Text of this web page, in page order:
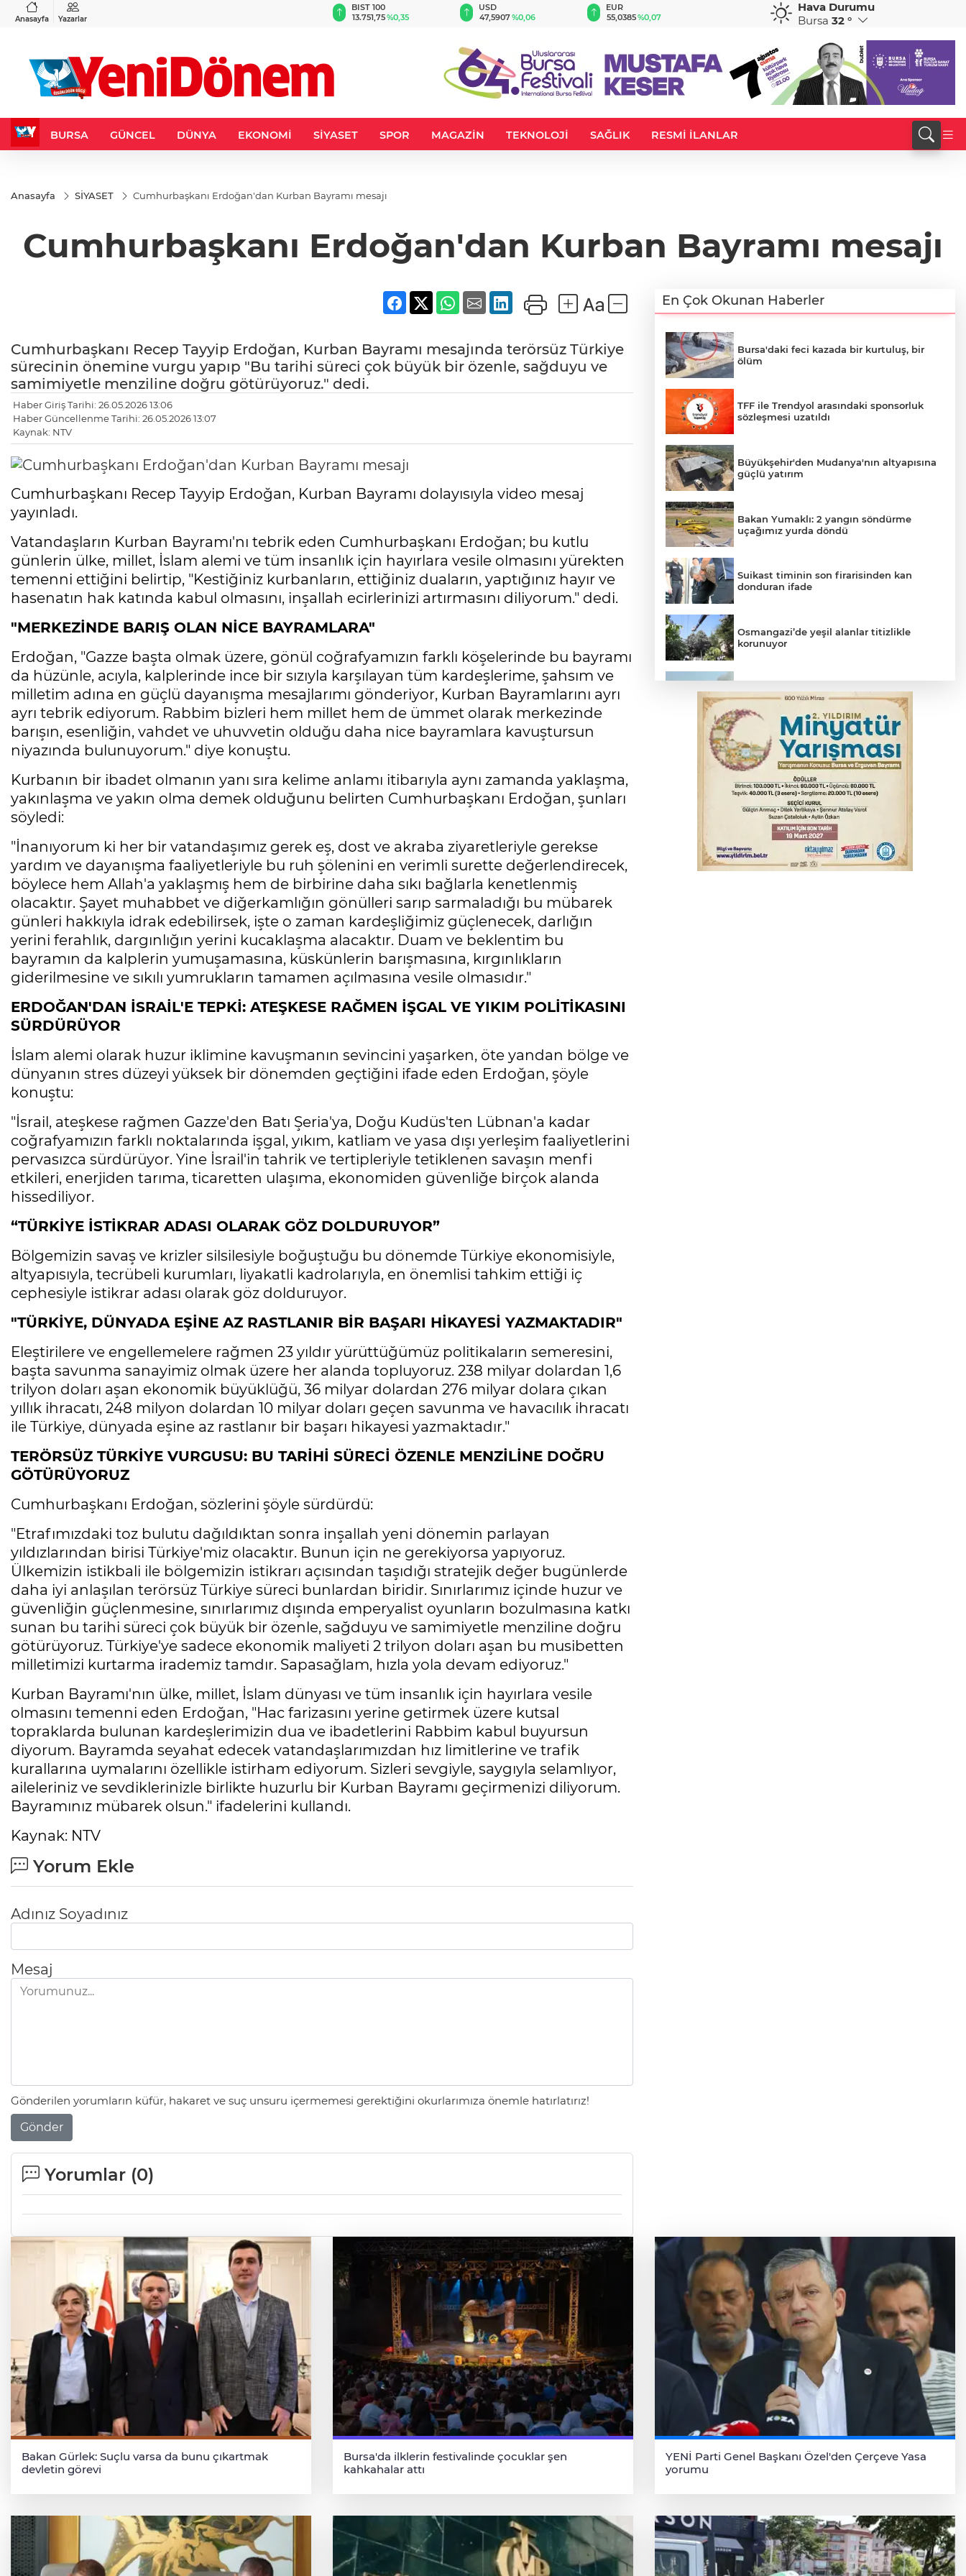
Anasayfa Yazarlar
%0,37
BIST 100
13.751,75%0,35
USD
47,5907%0,06
EUR
55,0385%0,07 %0,25
CHF
58,7650
Hava Durumu
Bursa 32 °
BURSA GÜNCEL DÜNYA EKONOMİ SİYASET SPOR MAGAZİN TEKNOLOJİ SAĞLIK RESMİ İLANLAR
Anasayfa SİYASET Cumhurbaşkanı Erdoğan'dan Kurban Bayramı mesajı
Cumhurbaşkanı Erdoğan'dan Kurban Bayramı mesajı
Cumhurbaşkanı Recep Tayyip Erdoğan, Kurban Bayramı mesajında terörsüz Türkiye
sürecinin önemine vurgu yapıp "Bu tarihi süreci çok büyük bir özenle, sağduyu ve
samimiyetle menziline doğru götürüyoruz." dedi.
Haber Giriş Tarihi: 26.05.2026 13:06
Haber Güncellenme Tarihi: 26.05.2026 13:07
Kaynak: NTV
Cumhurbaşkanı Recep Tayyip Erdoğan, Kurban Bayramı dolayısıyla video mesaj
yayınladı.
Vatandaşların Kurban Bayramı'nı tebrik eden Cumhurbaşkanı Erdoğan; bu kutlu
günlerin ülke, millet, İslam alemi ve tüm insanlık için hayırlara vesile olmasını yürekten
temenni ettiğini belirtip, "Kestiğiniz kurbanların, ettiğiniz duaların, yaptığınız hayır ve
hasenatın hak katında kabul olmasını, inşallah ecirlerinizi artırmasını diliyorum." dedi.
"MERKEZİNDE BARIŞ OLAN NİCE BAYRAMLARA"
Erdoğan, "Gazze başta olmak üzere, gönül coğrafyamızın farklı köşelerinde bu bayramı
da hüzünle, acıyla, kalplerinde ince bir sızıyla karşılayan tüm kardeşlerime, şahsım ve
milletim adına en güçlü dayanışma mesajlarımı gönderiyor, Kurban Bayramlarını ayrı
ayrı tebrik ediyorum. Rabbim bizleri hem millet hem de ümmet olarak merkezinde
barışın, esenliğin, vahdet ve uhuvvetin olduğu daha nice bayramlara kavuştursun
niyazında bulunuyorum." diye konuştu.
Kurbanın bir ibadet olmanın yanı sıra kelime anlamı itibarıyla aynı zamanda yaklaşma,
yakınlaşma ve yakın olma demek olduğunu belirten Cumhurbaşkanı Erdoğan, şunları
söyledi:
"İnanıyorum ki her bir vatandaşımız gerek eş, dost ve akraba ziyaretleriyle gerekse
yardım ve dayanışma faaliyetleriyle bu ruh şölenini en verimli surette değerlendirecek,
böylece hem Allah'a yaklaşmış hem de birbirine daha sıkı bağlarla kenetlenmiş
olacaktır. Şayet muhabbet ve diğerkamlığın gönülleri sarıp sarmaladığı bu mübarek
günleri hakkıyla idrak edebilirsek, işte o zaman kardeşliğimiz güçlenecek, darlığın
yerini ferahlık, dargınlığın yerini kucaklaşma alacaktır. Duam ve beklentim bu
bayramın da kalplerin yumuşamasına, küskünlerin barışmasına, kırgınlıkların
giderilmesine ve sıkılı yumrukların tamamen açılmasına vesile olmasıdır."
ERDOĞAN'DAN İSRAİL'E TEPKİ: ATEŞKESE RAĞMEN İŞGAL VE YIKIM POLİTİKASINI
SÜRDÜRÜYOR
İslam alemi olarak huzur iklimine kavuşmanın sevincini yaşarken, öte yandan bölge ve
dünyanın stres düzeyi yüksek bir dönemden geçtiğini ifade eden Erdoğan, şöyle
konuştu:
"İsrail, ateşkese rağmen Gazze'den Batı Şeria'ya, Doğu Kudüs'ten Lübnan'a kadar
coğrafyamızın farklı noktalarında işgal, yıkım, katliam ve yasa dışı yerleşim faaliyetlerini
pervasızca sürdürüyor. Yine İsrail'in tahrik ve tertipleriyle tetiklenen savaşın menfi
etkileri, enerjiden tarıma, ticaretten ulaşıma, ekonomiden güvenliğe birçok alanda
hissediliyor.
“TÜRKİYE İSTİKRAR ADASI OLARAK GÖZ DOLDURUYOR”
Bölgemizin savaş ve krizler silsilesiyle boğuştuğu bu dönemde Türkiye ekonomisiyle,
altyapısıyla, tecrübeli kurumları, liyakatli kadrolarıyla, en önemlisi tahkim ettiği iç
cephesiyle istikrar adası olarak göz dolduruyor.
"TÜRKİYE, DÜNYADA EŞİNE AZ RASTLANIR BİR BAŞARI HİKAYESİ YAZMAKTADIR"
Eleştirilere ve engellemelere rağmen 23 yıldır yürüttüğümüz politikaların semeresini,
başta savunma sanayimiz olmak üzere her alanda topluyoruz. 238 milyar dolardan 1,6
trilyon doları aşan ekonomik büyüklüğü, 36 milyar dolardan 276 milyar dolara çıkan
yıllık ihracatı, 248 milyon dolardan 10 milyar doları geçen savunma ve havacılık ihracatı
ile Türkiye, dünyada eşine az rastlanır bir başarı hikayesi yazmaktadır."
TERÖRSÜZ TÜRKİYE VURGUSU: BU TARİHİ SÜRECİ ÖZENLE MENZİLİNE DOĞRU
GÖTÜRÜYORUZ
Cumhurbaşkanı Erdoğan, sözlerini şöyle sürdürdü:
"Etrafımızdaki toz bulutu dağıldıktan sonra inşallah yeni dönemin parlayan
yıldızlarından birisi Türkiye'miz olacaktır. Bunun için ne gerekiyorsa yapıyoruz.
Ülkemizin istikbali ile bölgemizin istikrarı açısından taşıdığı stratejik değer bugünlerde
daha iyi anlaşılan terörsüz Türkiye süreci bunlardan biridir. Sınırlarımız içinde huzur ve
güvenliğin güçlenmesine, sınırlarımız dışında emperyalist oyunların bozulmasına katkı
sunan bu tarihi süreci çok büyük bir özenle, sağduyu ve samimiyetle menziline doğru
götürüyoruz. Türkiye'ye sadece ekonomik maliyeti 2 trilyon doları aşan bu musibetten
milletimizi kurtarma irademiz tamdır. Sapasağlam, hızla yola devam ediyoruz."
Kurban Bayramı'nın ülke, millet, İslam dünyası ve tüm insanlık için hayırlara vesile
olmasını temenni eden Erdoğan, "Hac farizasını yerine getirmek üzere kutsal
topraklarda bulunan kardeşlerimizin dua ve ibadetlerini Rabbim kabul buyursun
diyorum. Bayramda seyahat edecek vatandaşlarımızdan hız limitlerine ve trafik
kurallarına uymalarını özellikle istirham ediyorum. Sizleri sevgiyle, saygıyla selamlıyor,
aileleriniz ve sevdiklerinizle birlikte huzurlu bir Kurban Bayramı geçirmenizi diliyorum.
Bayramınız mübarek olsun." ifadelerini kullandı.
Kaynak: NTV
Yorum Ekle
Adınız Soyadınız
Mesaj
Gönderilen yorumların küfür, hakaret ve suç unsuru içermemesi gerektiğini okurlarımıza önemle hatırlatırız!
Gönder
Yorumlar (0)
En Çok Okunan Haberler
Bursa'daki feci kazada bir kurtuluş, bir
ölüm
TFF ile Trendyol arasındaki sponsorluk
sözleşmesi uzatıldı
Büyükşehir'den Mudanya'nın altyapısına
güçlü yatırım
Bakan Yumaklı: 2 yangın söndürme
uçağımız yurda döndü
Suikast timinin son firarisinden kan
donduran ifade
Osmangazi’de yeşil alanlar titizlikle
korunuyor
Bursa'da tavuk çiftliğinde yangın
Benzine dev indirim! Pompaya fiyatlarına
yansıyacak mı?
Bursa'da otomobil motosikletle çarpıştı:
2'si çocuk 3 yaralı
Bursa'da alkollü sürücü mahalleyi savaş
alanına çevirdi
Bakan Gürlek: Suçlu varsa da bunu çıkartmak
devletin görevi
Bursa'da ilklerin festivalinde çocuklar şen
kahkahalar attı
YENİ Parti Genel Başkanı Özel'den Çerçeve Yasa
yorumu